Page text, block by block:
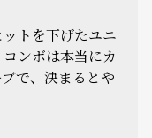
トを下げたユニ
ンボは本当にカ
で、決まるとや